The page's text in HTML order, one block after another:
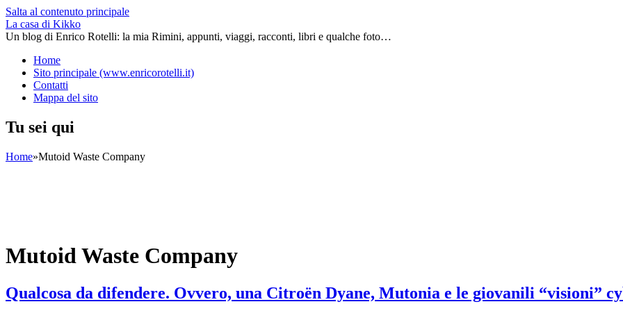
Salta al contenuto principale
La casa di Kikko
Un blog di Enrico Rotelli: la mia Rimini, appunti, viaggi, racconti, libri e qualche foto…
Home
Sito principale (www.enricorotelli.it)
Contatti
Mappa del sito
Tu sei qui
Home»Mutoid Waste Company
Mutoid Waste Company
Qualcosa da difendere. Ovvero, una Citroën Dyane, Mutonia e le giovanili “visioni”